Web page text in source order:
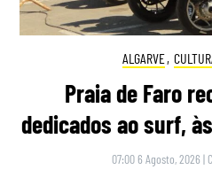
ALGARVE,
Praia de Faro
dedicados ao surf,
07:00 6 Agosto, 2026 |